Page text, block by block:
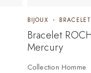
BIJOUX
Bracelet
Mercury
Collection Homme